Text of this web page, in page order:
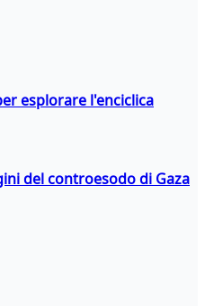
esplorare l'enciclica
del controesodo di Gaza